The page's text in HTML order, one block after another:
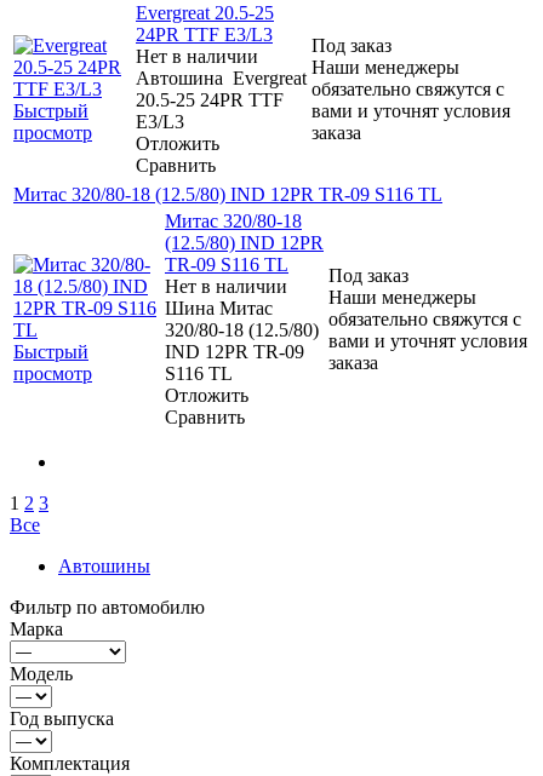
Быстрый
просмотр
Evergreat 20.5-25
24PR TTF E3/L3
Нет в наличии
Автошина Evergreat
20.5-25 24PR TTF
E3/L3
Отложить
Сравнить
Под заказ
Наши менеджеры
обязательно свяжутся с
вами и уточнят условия
заказа
Митас 320/80-18 (12.5/80) IND 12PR TR-09 S116 TL
Быстрый
просмотр
Митас 320/80-18
(12.5/80) IND 12PR
TR-09 S116 TL
Нет в наличии
Шина Митас
320/80-18 (12.5/80)
IND 12PR TR-09
S116 TL
Отложить
Сравнить
Под заказ
Наши менеджеры
обязательно свяжутся с
вами и уточнят условия
заказа
1 2 3
Все
Автошины
Фильтр по автомобилю
Марка
Модель
Год выпуска
Комплектация